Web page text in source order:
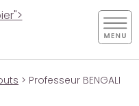
> Professeur BENGALI